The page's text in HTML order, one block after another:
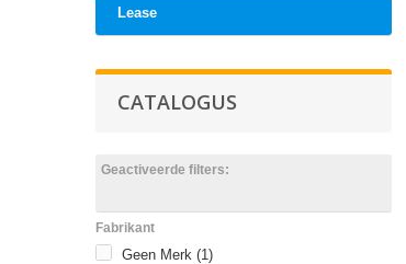
Lease
CATALOGUS
Geactiveerde filters:
Fabrikant
Geen Merk (1)